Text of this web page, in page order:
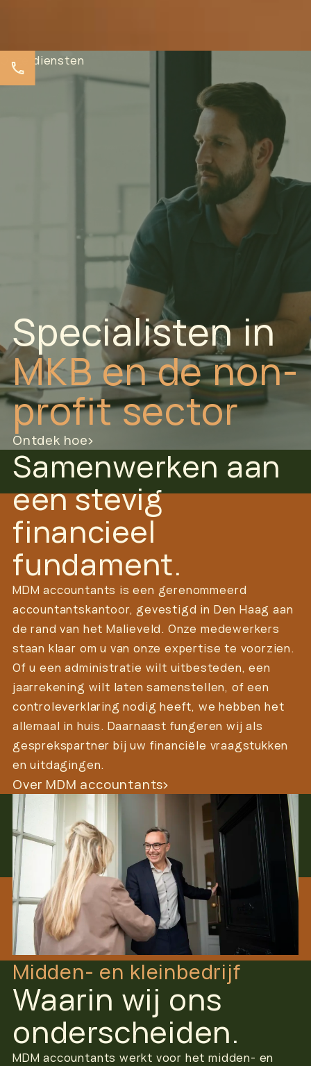
Onze diensten
Specialisten in
MKB en denon-
profit sector
Ontdek hoe
Samenwerken aan
een stevig
financieel
fundament.
MDM accountants is een gerenommeerd
accountantskantoor, gevestigd in Den Haag aan
de rand van het Malieveld. Onze medewerkers
staan klaar om u van onze expertise te voorzien.
Of u een administratie wilt uitbesteden, een
jaarrekening wilt laten samenstellen, of een
controleverklaring nodig heeft, we hebben het
allemaal in huis. Daarnaast fungeren wij als
gesprekspartner bij uw financiële vraagstukken
en uitdagingen.
Over MDM accountants
Midden- en kleinbedrijf
Waarin wij ons
onderscheiden.
MDM accountants werkt voor het midden- en